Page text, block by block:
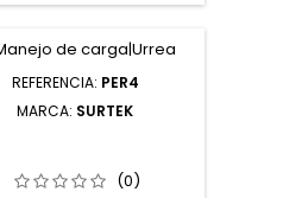
REFERENCIA: PER4
MARCA: SURTEK
ACERO 5/16" SURTEK
(0)